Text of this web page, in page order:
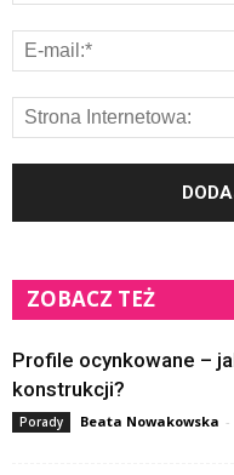
ZOBACZ TEŻ
Profile ocynkowane –
konstrukcji?
Porady Beata Nowakowska -